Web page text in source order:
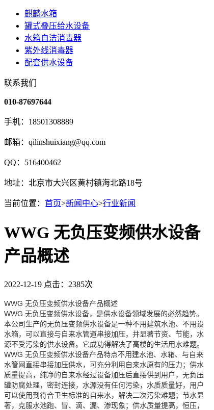
麒麟水箱
罐式叠压给水设备
水箱自洁消毒器
紫外线消毒器
配套供水设备
联系我们
010-87697644
手机：18501308889
邮箱：qilinshuixiang@qq.com
QQ：516400462
地址：北京市大兴区黄村镇海北路18号
当前位置： 首页>新闻中心>行业新闻
WWG 无负压变频供水设备
产品概述
2022-12-19 点击：2385次
WWG 无负压变频供水设备产品概述
WWG 无负压变频供水设备，是供水设备领域发展的必然趋势。
本公司生产的无负压变频供水设备是一种不用建筑水池、不用设
水箱，可以直接与自来水管道串接加压，并显著节资、节能，水
源不受污染的供水设备。它成功得解决了高楼的生活用水难题。
WWG 无负压变频供水设备产品特点不用建水池、水箱、与自来
水管网直接串接加压供水，可充分利用自来水原有的压力；供水
质量提高，纯净的自来水经过设备加压后直接供到用户，无负压
罐防腐处理，密封连接，水源没有任何污染，水质质量好，用户
可以使用到符合卫生标准的自来水，解决二次污染难题；节水显
著，克服水池跑、冒、滴、漏、渗现象；供水质量提高，恒压，